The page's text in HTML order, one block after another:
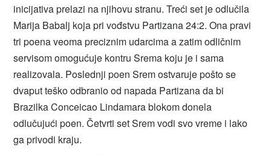
inicijativa prelazi na njihovu stranu. Treći set je odlučila
Marija Babalj koja pri vođstvu Partizana 24:2. Ona pravi
tri poena veoma preciznim udarcima a zatim odličnim
servisom omogućuje kontru Srema koju je i sama
realizovala. Poslednji poen Srem ostvaruje pošto se
dvaput teško odbranio od napada Partizana da bi
Brazilka Conceicao Lindamara blokom donela
odlučujući poen. Četvrti set Srem vodi svo vreme i lako
ga privodi kraju.